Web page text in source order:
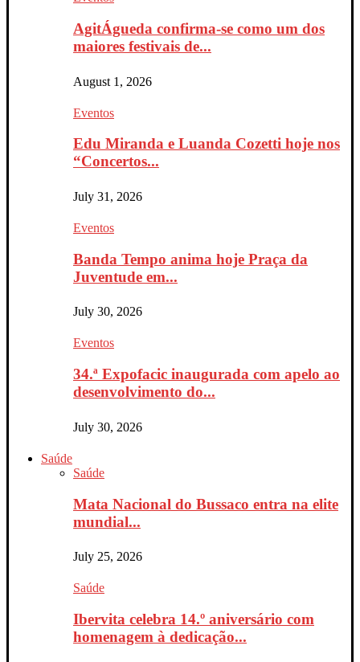
AgitÁgueda confirma-se como um dos
maiores festivais de...
August 1, 2026
Eventos
Edu Miranda e Luanda Cozetti hoje nos
“Concertos...
July 31, 2026
Eventos
Banda Tempo anima hoje Praça da
Juventude em...
July 30, 2026
Eventos
34.ª Expofacic inaugurada com apelo ao
desenvolvimento do...
July 30, 2026
Saúde
Saúde
Mata Nacional do Bussaco entra na elite
mundial...
July 25, 2026
Saúde
Ibervita celebra 14.º aniversário com
homenagem à dedicação...